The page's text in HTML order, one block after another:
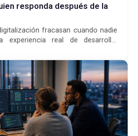
responda después de la
fracasan cuando nadie
real de desarrollo,